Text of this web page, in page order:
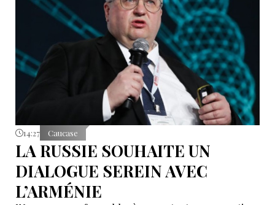
14:27 Caucase
LA RUSSIE SOUHAITE UN
DIALOGUE SEREIN AVEC
L’ARMÉNIE